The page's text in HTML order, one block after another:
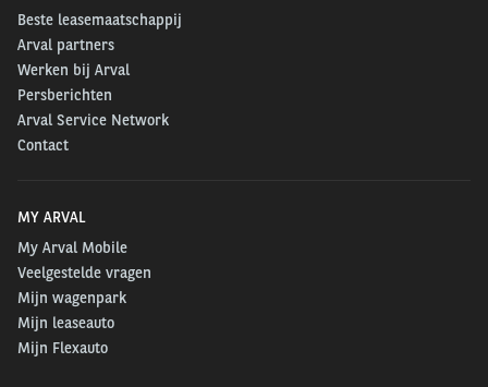
Beste leasemaatschappij
Arval partners
Werken bij Arval
Persberichten
Arval Service Network
Contact
MY ARVAL
My Arval Mobile
Veelgestelde vragen
Mijn wagenpark
Mijn leaseauto
Mijn Flexauto